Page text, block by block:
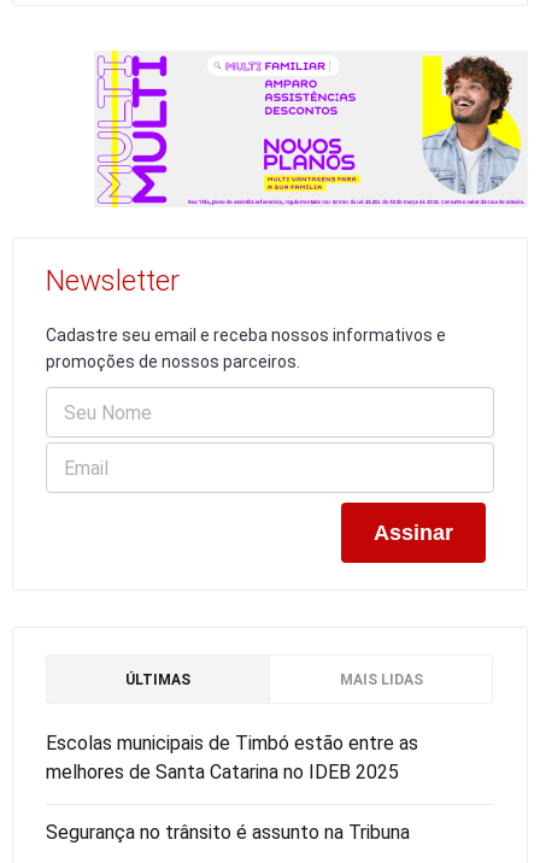
Newsletter
Cadastre seu email e receba nossos informativos e
promoções de nossos parceiros.
ÚLTIMAS MAIS LIDAS
Escolas municipais de Timbó estão entre as
melhores de Santa Catarina no IDEB 2025
Segurança no trânsito é assunto na Tribuna